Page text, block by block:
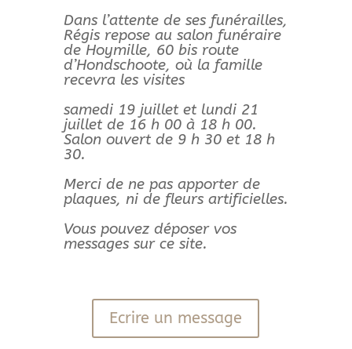
Dans l’attente de ses funérailles,
Régis repose au salon funéraire
de Hoymille, 60 bis route
d’Hondschoote, où la famille
recevra les visites
samedi 19 juillet et lundi 21
juillet de 16 h 00 à 18 h 00.
Salon ouvert de 9 h 30 et 18 h
30.
Merci de ne pas apporter de
plaques, ni de fleurs artificielles.
Vous pouvez déposer vos
messages sur ce site.
Ecrire un message